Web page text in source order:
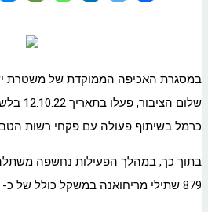
במסגרת האכיפה הממוקדת של משטרת
שלום
כרמל בשיתוף פעולה עם פקחי רשות
בתוך כך, במהלך הפעילות נחשפה
879 שתילי מריחואנה במשקל כולל של כ- 200 ק"ג.